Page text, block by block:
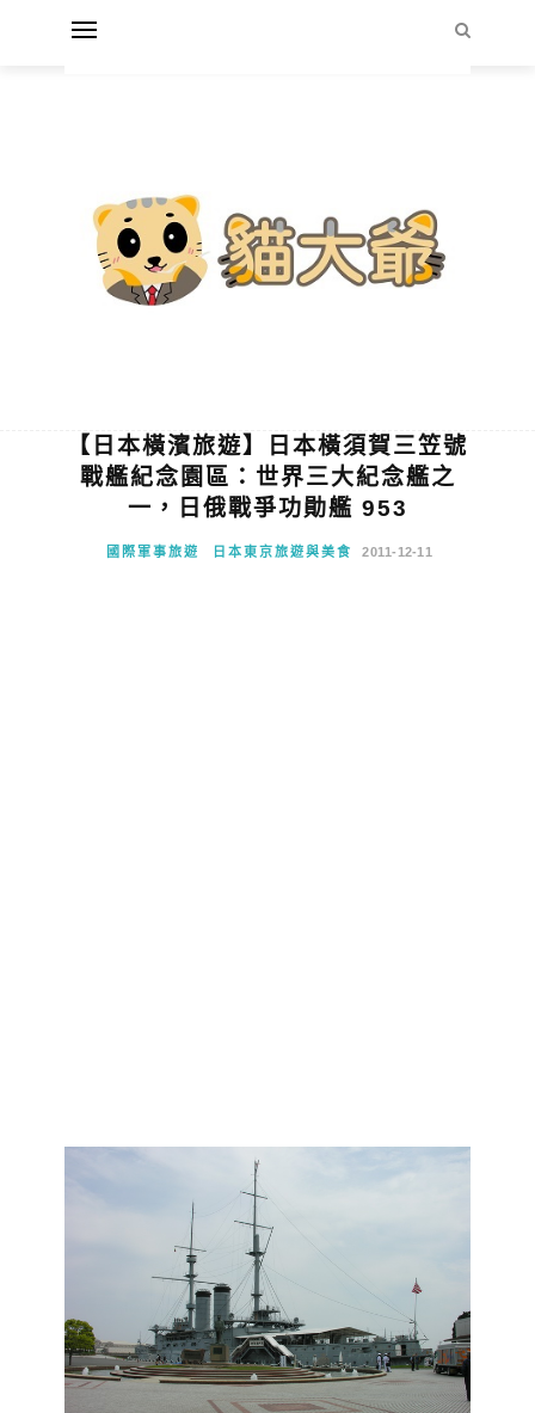
【日本橫濱旅遊】日本橫須賀三笠號
戰艦紀念園區：世界三大紀念艦之
一，日俄戰爭功勛艦 953
國際軍事旅遊 日本東京旅遊與美食 2011-12-11